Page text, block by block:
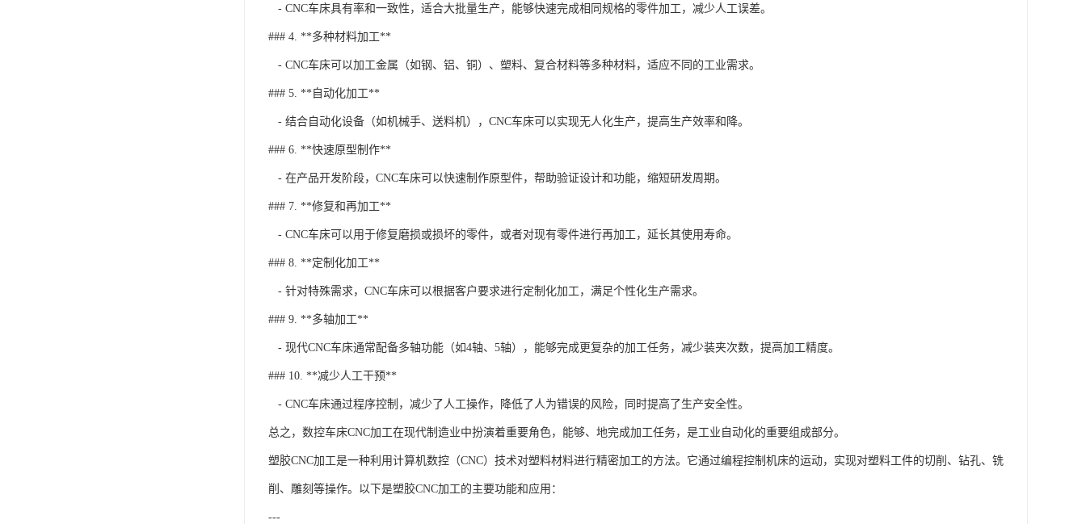
- CNC车床具有率和一致性，适合大批量生产，能够快速完成相同规格的零件加工，减少人工误差。
### 4. **多种材料加工**
- CNC车床可以加工金属（如钢、铝、铜）、塑料、复合材料等多种材料，适应不同的工业需求。
### 5. **自动化加工**
- 结合自动化设备（如机械手、送料机），CNC车床可以实现无人化生产，提高生产效率和降。
### 6. **快速原型制作**
- 在产品开发阶段，CNC车床可以快速制作原型件，帮助验证设计和功能，缩短研发周期。
### 7. **修复和再加工**
- CNC车床可以用于修复磨损或损坏的零件，或者对现有零件进行再加工，延长其使用寿命。
### 8. **定制化加工**
- 针对特殊需求，CNC车床可以根据客户要求进行定制化加工，满足个性化生产需求。
### 9. **多轴加工**
- 现代CNC车床通常配备多轴功能（如4轴、5轴），能够完成更复杂的加工任务，减少装夹次数，提高加工精度。
### 10. **减少人工干预**
- CNC车床通过程序控制，减少了人工操作，降低了人为错误的风险，同时提高了生产安全性。
总之，数控车床CNC加工在现代制造业中扮演着重要角色，能够、地完成加工任务，是工业自动化的重要组成部分。
塑胶CNC加工是一种利用计算机数控（CNC）技术对塑料材料进行精密加工的方法。它通过编程控制机床的运动，实现对塑料工件的切削、钻孔、铣
削、雕刻等操作。以下是塑胶CNC加工的主要功能和应用：
---